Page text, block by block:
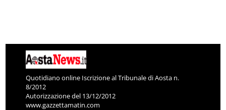
Quotidiano online Iscrizione al Tribunale di Aosta n.
8/2012
Autorizzazione del 13/12/2012
www.gazzettamatin.com